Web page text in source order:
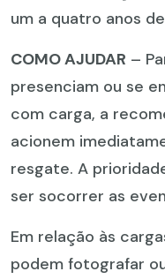
um a quatro anos
COMO AJUDAR –
presenciam ou se
com carga, a
acionem
resgate. A
ser socorrer as
Em relação às
podem fotografar